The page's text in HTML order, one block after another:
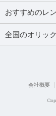
おすすめのレ
全国のオリッ
会社概要